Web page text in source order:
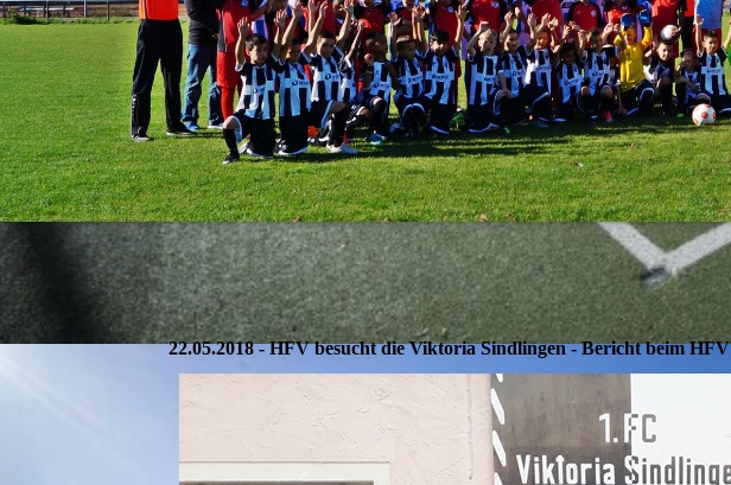
22.05.2018 - HFV besucht die Viktoria Sindlingen - Bericht beim HFV